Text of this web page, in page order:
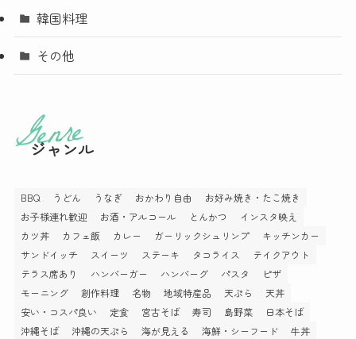
韓国料理
その他
ジャンル
BBQ うどん うなぎ おかわり自由
お好み焼き・たこ焼き
お子様連れ歓迎
お酒・アルコール とんかつ
インスタ映え
カツ丼
カフェ飯 カレー ガーリックシュリンプ
キッチンカー
サンドイッチ
スイーツ ステーキ タコライス
テイクアウト
テラス席あり
ハンバーガー ハンバーグ パスタ
ピザ
モーニング
創作料理 名物 地域特産品 天ぷら
天丼
安い・コスパ良い
定食 宮古そば 寿司 島野菜
日本そば
沖縄そば
沖縄の天ぷら 海が見える 海鮮・シーフード
牛丼